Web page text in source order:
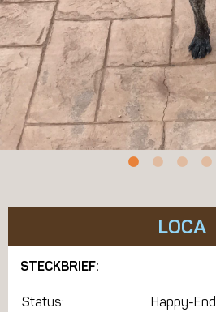
LOCA
STECKBRIEF:
Status:
Happy-End